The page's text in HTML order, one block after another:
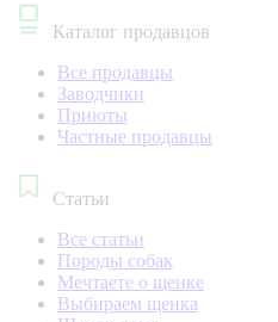
Каталог продавцов
Все продавцы
Заводчики
Приюты
Частные продавцы
Статьи
Все статьи
Породы собак
Мечтаете о щенке
Выбираем щенка